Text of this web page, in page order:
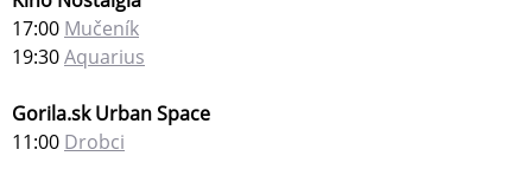
17:00 Mučeník
19:30Aquarius
Gorila.sk Urban Space
11:00 Drobci